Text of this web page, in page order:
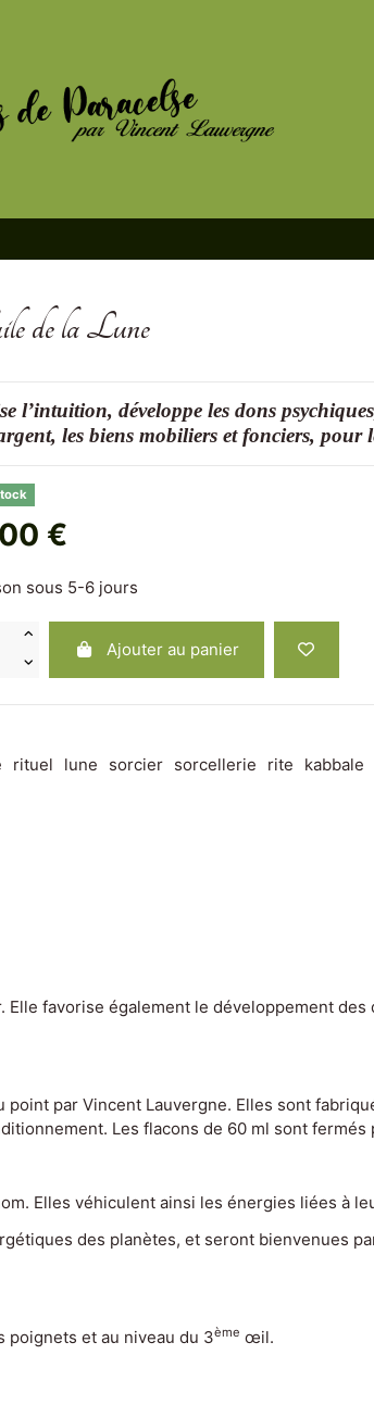
de la Lune
l’intuition, développe les dons
les biens mobiliers et fonciers, pour
€
sous 5-6 jours
Ajouter au panier
rituel lune sorcier sorcellerie rite kabbale
favorise également le développement
par Vincent Lauvergne. Elles sont
Les flacons de 60 ml sont
Elles véhiculent ainsi les énergies liées à
des planètes, et seront bienvenues
poignets et au niveau du 3ème œil.